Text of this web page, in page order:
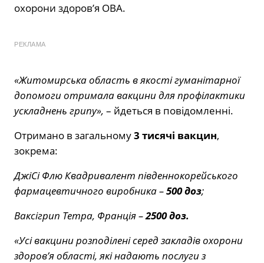
охорони здоров’я ОВА.
РЕКЛАМА
«Житомирська область в якості гуманітарної
допомоги отримала вакцини для профілактики
ускладнень грипу», – йдеться в повідомленні.
Отримано в загальному3 тисячі вакцин,
зокрема:
ДжіСі Флю Квадривалент південнокорейського
фармацевтичного виробника –500 доз;
Ваксігрип Тетра, Франція –2500 доз.
«Усі вакцини розподілені серед закладів охорони
здоров’я області, які надають послуги з